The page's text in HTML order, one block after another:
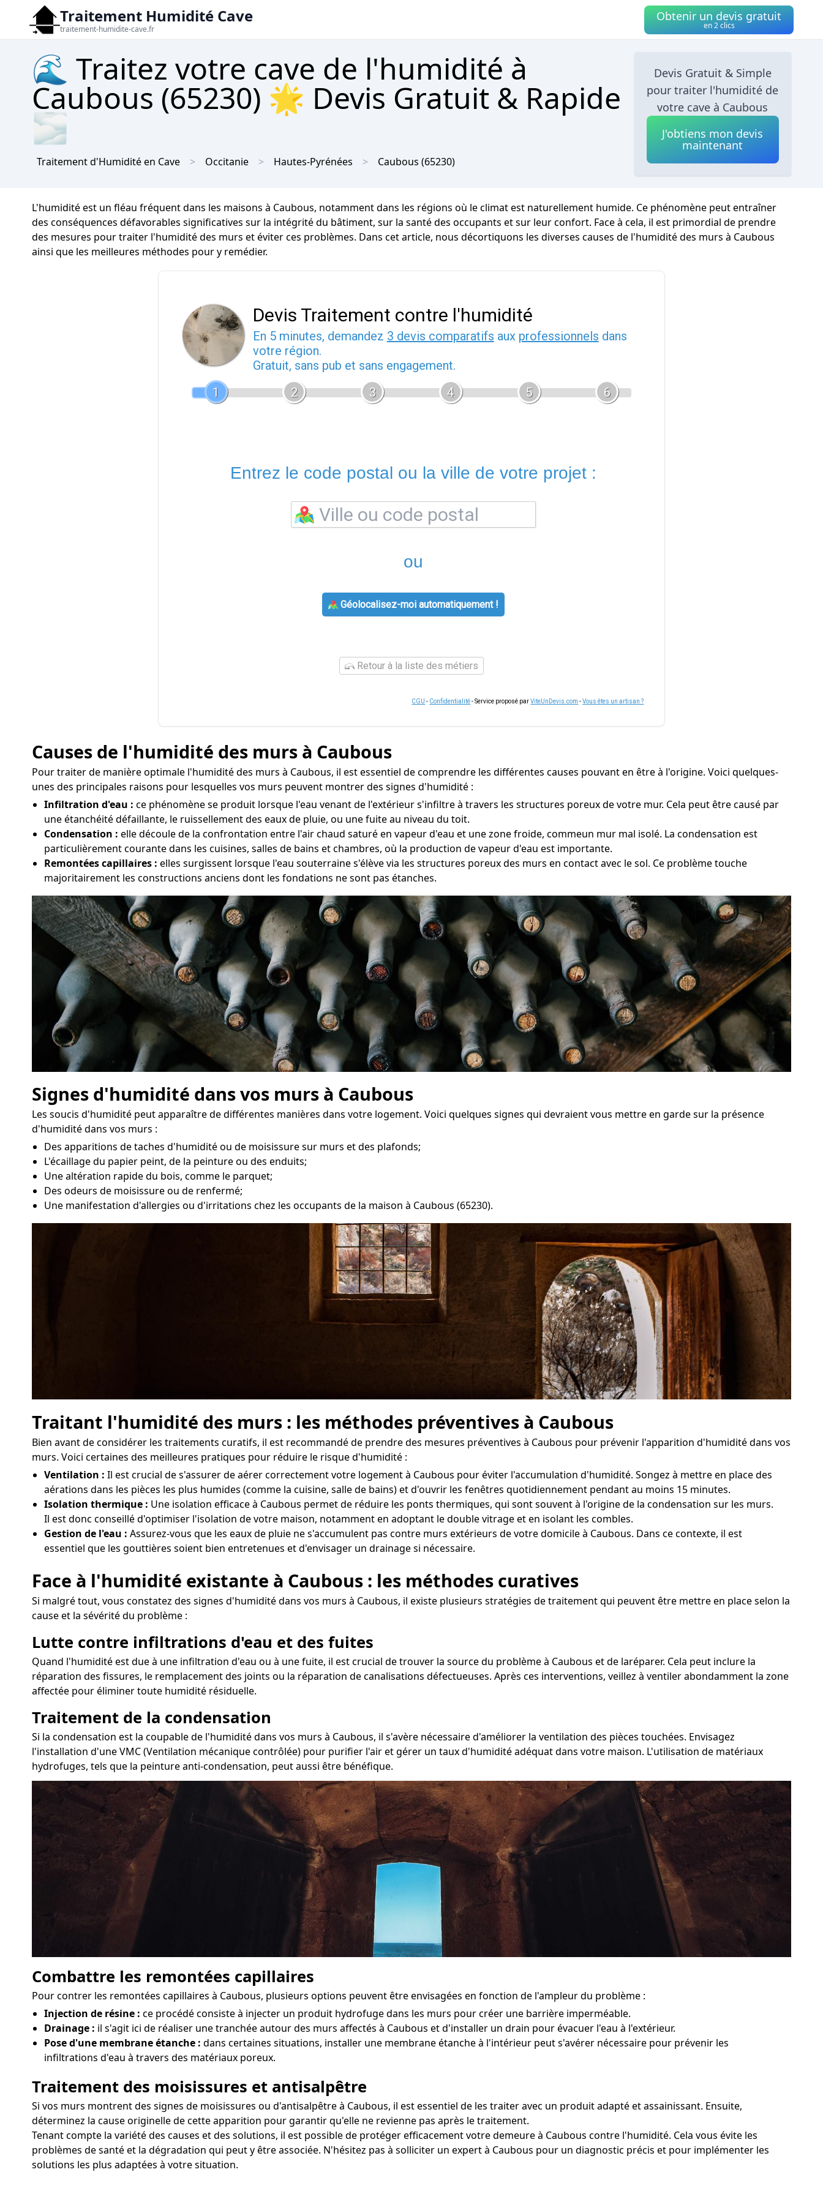
Traitement Humidité Cave
traitement-humidite-cave.fr
Obtenir un devis gratuit
en 2 clics
🌊 Traitez votre cave de l'humidité à
Caubous (65230) 🌟 Devis Gratuit & Rapide
🌫
Traitement d'Humidité en Cave Occitanie Hautes-Pyrénées Caubous (65230)
Devis Gratuit & Simple
pour traiter l'humidité de
votre cave à Caubous
J'obtiens mon devis
maintenant
L'humidité est un fléau fréquent dans les maisons à Caubous, notamment dans les régions où le climat est naturellement humide. Ce phénomène peut entraîner
des conséquences défavorables significatives sur la intégrité du bâtiment, sur la santé des occupants et sur leur confort. Face à cela, il est primordial de prendre
des mesures pour traiter l'humidité des murs et éviter ces problèmes. Dans cet article, nous décortiquons les diverses causes de l'humidité des murs à Caubous
ainsi que les meilleures méthodes pour y remédier.
Devis Traitement contre l'humidité
En 5 minutes, demandez 3 devis comparatifs aux professionnels dans
votre région.
Gratuit, sans pub et sans engagement.
1
2 3 4 5 6
Entrez le code postal ou la ville de votre projet :
ou
Géolocalisez-moi automatiquement !
Retour à la liste des métiers
CGU - Confidentialité- Service proposé parViteUnDevis.com -Vous êtes un artisan ?
Causes de l'humidité des murs à Caubous
Pour traiter de manière optimale l'humidité des murs à Caubous, il est essentiel de comprendre les différentes causes pouvant en être à l'origine. Voici quelques-
unes des principales raisons pour lesquelles vos murs peuvent montrer des signes d'humidité :
Infiltration d'eau : ce phénomène se produit lorsque l'eau venant de l'extérieur s'infiltre à travers les structures poreux de votre mur. Cela peut être causé par
une étanchéité défaillante, le ruissellement des eaux de pluie, ou une fuite au niveau du toit.
Condensation : elle découle de la confrontation entre l'air chaud saturé en vapeur d'eau et une zone froide, commeun mur mal isolé. La condensation est
particulièrement courante dans les cuisines, salles de bains et chambres, où la production de vapeur d'eau est importante.
Remontées capillaires : elles surgissent lorsque l'eau souterraine s'élève via les structures poreux des murs en contact avec le sol. Ce problème touche
majoritairement les constructions anciens dont les fondations ne sont pas étanches.
Signes d'humidité dans vos murs à Caubous
Les soucis d'humidité peut apparaître de différentes manières dans votre logement. Voici quelques signes qui devraient vous mettre en garde sur la présence
d'humidité dans vos murs :
Des apparitions de taches d'humidité ou de moisissure sur murs et des plafonds;
L'écaillage du papier peint, de la peinture ou des enduits;
Une altération rapide du bois, comme le parquet;
Des odeurs de moisissure ou de renfermé;
Une manifestation d'allergies ou d'irritations chez les occupants de la maison à Caubous (65230).
Traitant l'humidité des murs : les méthodes préventives à Caubous
Bien avant de considérer les traitements curatifs, il est recommandé de prendre des mesures préventives à Caubous pour prévenir l'apparition d'humidité dans vos
murs. Voici certaines des meilleures pratiques pour réduire le risque d'humidité :
Ventilation : Il est crucial de s'assurer de aérer correctement votre logement à Caubous pour éviter l'accumulation d'humidité. Songez à mettre en place des
aérations dans les pièces les plus humides (comme la cuisine, salle de bains) et d'ouvrir les fenêtres quotidiennement pendant au moins 15 minutes.
Isolation thermique : Une isolation efficace à Caubous permet de réduire les ponts thermiques, qui sont souvent à l'origine de la condensation sur les murs.
Il est donc conseillé d'optimiser l'isolation de votre maison, notamment en adoptant le double vitrage et en isolant les combles.
Gestion de l'eau : Assurez-vous que les eaux de pluie ne s'accumulent pas contre murs extérieurs de votre domicile à Caubous. Dans ce contexte, il est
essentiel que les gouttières soient bien entretenues et d'envisager un drainage si nécessaire.
Face à l'humidité existante à Caubous : les méthodes curatives
Si malgré tout, vous constatez des signes d'humidité dans vos murs à Caubous, il existe plusieurs stratégies de traitement qui peuvent être mettre en place selon la
cause et la sévérité du problème :
Lutte contre infiltrations d'eau et des fuites
Quand l'humidité est due à une infiltration d'eau ou à une fuite, il est crucial de trouver la source du problème à Caubous et de laréparer. Cela peut inclure la
réparation des fissures, le remplacement des joints ou la réparation de canalisations défectueuses. Après ces interventions, veillez à ventiler abondamment la zone
affectée pour éliminer toute humidité résiduelle.
Traitement de la condensation
Si la condensation est la coupable de l'humidité dans vos murs à Caubous, il s'avère nécessaire d'améliorer la ventilation des pièces touchées. Envisagez
l'installation d'une VMC (Ventilation mécanique contrôlée) pour purifier l'air et gérer un taux d'humidité adéquat dans votre maison. L'utilisation de matériaux
hydrofuges, tels que la peinture anti-condensation, peut aussi être bénéfique.
Combattre les remontées capillaires
Pour contrer les remontées capillaires à Caubous, plusieurs options peuvent être envisagées en fonction de l'ampleur du problème :
Injection de résine : ce procédé consiste à injecter un produit hydrofuge dans les murs pour créer une barrière imperméable.
Drainage : il s'agit ici de réaliser une tranchée autour des murs affectés à Caubous et d'installer un drain pour évacuer l'eau à l'extérieur.
Pose d'une membrane étanche : dans certaines situations, installer une membrane étanche à l'intérieur peut s'avérer nécessaire pour prévenir les
infiltrations d'eau à travers des matériaux poreux.
Traitement des moisissures et antisalpêtre
Si vos murs montrent des signes de moisissures ou d'antisalpêtre à Caubous, il est essentiel de les traiter avec un produit adapté et assainissant. Ensuite,
déterminez la cause originelle de cette apparition pour garantir qu'elle ne revienne pas après le traitement.
Tenant compte la variété des causes et des solutions, il est possible de protéger efficacement votre demeure à Caubous contre l'humidité. Cela vous évite les
problèmes de santé et la dégradation qui peut y être associée. N'hésitez pas à solliciter un expert à Caubous pour un diagnostic précis et pour implémenter les
solutions les plus adaptées à votre situation.